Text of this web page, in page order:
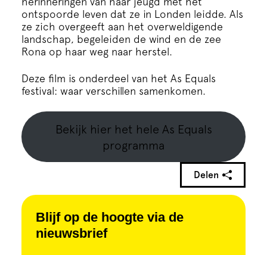
Blijf op de hoogte via de
nieuwsbrief
ontspoorde leven dat ze in Londen leidde. Als
ze zich overgeeft aan het overweldigende
landschap, begeleiden de wind en de zee
Rona op haar weg naar herstel.
Deze film is onderdeel van het As Equals
festival: waar verschillen samenkomen.
Bekijk hier het hele As Equals
programma
Delen